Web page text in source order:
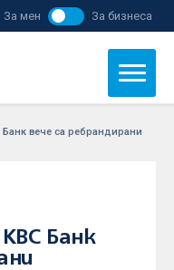
За мен За бизнеса
вече са ребрандирани
Банк